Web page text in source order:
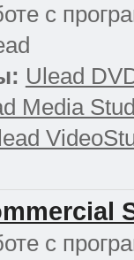
с
Ulead
Media
с